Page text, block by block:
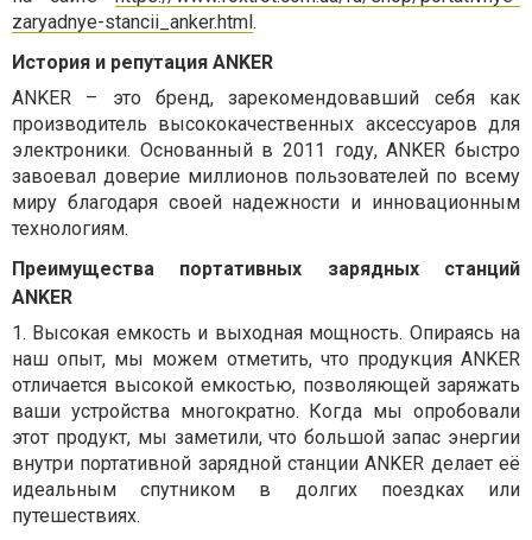
zaryadnye-stancii_anker.html .
История и репутация ANKER
ANKER – это бренд, зарекомендовавший себя как
производитель высококачественных аксессуаров для
электроники. Основанный в 2011 году, ANKER быстро
завоевал доверие миллионов пользователей по всему
миру благодаря своей надежности и инновационным
технологиям.
Преимущества портативных зарядных станций
ANKER
1. Высокая емкость и выходная мощность. Опираясь на
наш опыт, мы можем отметить, что продукция ANKER
отличается высокой емкостью, позволяющей заряжать
ваши устройства многократно. Когда мы опробовали
этот продукт, мы заметили, что большой запас энергии
внутри портативной зарядной станции ANKER делает её
идеальным спутником в долгих поездках или
путешествиях.